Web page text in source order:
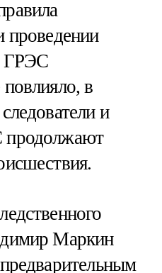
проведении
ГРЭС
в
и
продолжают
Маркин